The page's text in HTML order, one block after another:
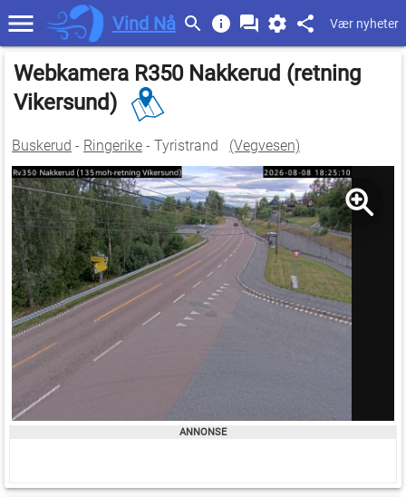
Vind Nå Vær nyheter
Webkamera R350 Nakkerud (retning
Vikersund)
Buskerud - Ringerike - Tyristrand (Vegvesen)